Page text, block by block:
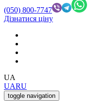
(050) 800-7747
Дізнатися ціну
UA
UARU
toggle navigation